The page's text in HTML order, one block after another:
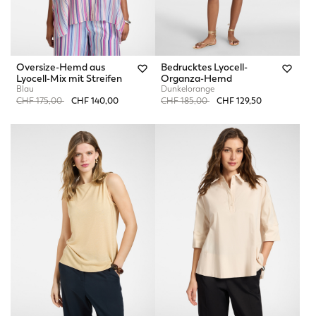
Oversize-Hemd aus
Lyocell-Mix mit Streifen
Blau
Price reduced from
CHF 175,00toCHF 140,00
Bedrucktes Lyocell-
Organza-Hemd
Dunkelorange
Price reduced from
CHF 185,00toCHF 129,50